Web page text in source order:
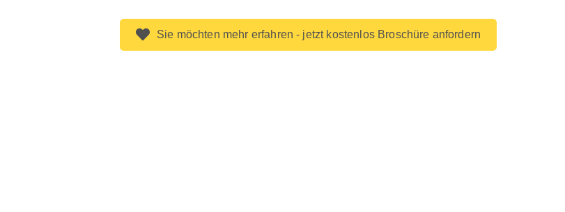
Sie möchten mehr erfahren - jetzt kostenlos Broschüre anfordern